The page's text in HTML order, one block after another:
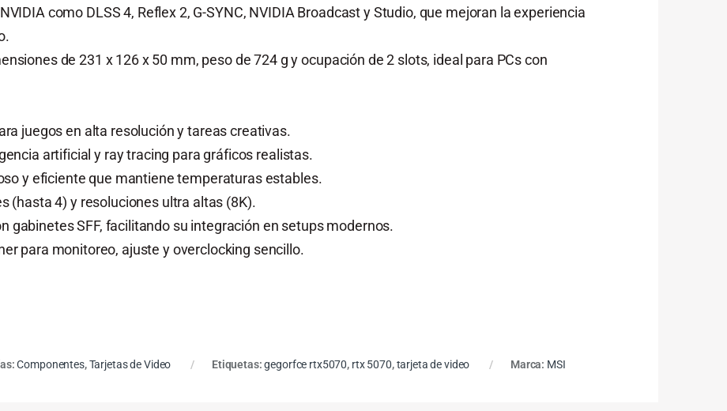
como DLSS 4, Reflex 2, G-SYNC, NVIDIA Broadcast y Studio, que mejoran la experiencia
de 231 x 126 x 50 mm, peso de 724 g y ocupación de 2 slots, ideal para PCs con
juegos en alta resolución y tareas creativas.
artificial y ray tracing para gráficos realistas.
y eficiente que mantiene temperaturas estables.
(hasta 4) y resoluciones ultra altas (8K).
gabinetes SFF, facilitando su integración en setups modernos.
para monitoreo, ajuste y overclocking sencillo.
Componentes,Tarjetas de Video Etiquetas:gegorfce rtx5070, rtx 5070,tarjeta de video Marca: MSI